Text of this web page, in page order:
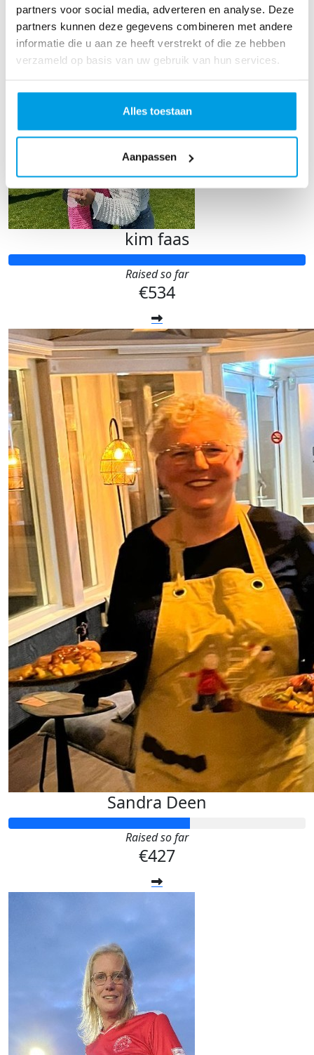
partners voor social media, adverteren en analyse. Deze
partners kunnen deze gegevens combineren met andere
informatie die u aan ze heeft verstrekt of die ze hebben
verzameld op basis van uw gebruik van hun services.
Alles toestaan
Aanpassen
€549
kim faas
Raised so far
€534
Sandra Deen
Raised so far
€427